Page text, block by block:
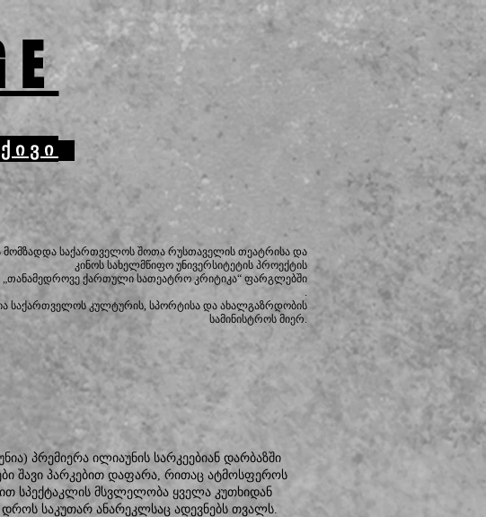
მომზადდა საქართველოს შოთა რუსთაველის თეატრისა და
კინოს სახელმწიფო უნივერსიტეტის პროექტის
„თანამედროვე ქართული სათეატრო კრიტიკა“ ფარგლებში
.
საქართველოს კულტურის, სპორტისა და ახალგაზრდობის
სამინისტროს მიერ.
პრემიერა ილიაუნის სარკეებიან დარბაზში
შავი პარკებით დაფარა, რითაც ატმოსფეროს
სპექტაკლის მსვლელობა ყველა კუთხიდან
საკუთარ ანარეკლსაც ადევნებს თვალს.